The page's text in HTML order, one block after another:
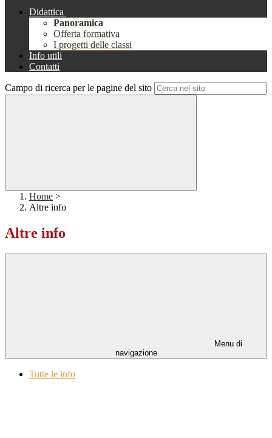
Didattica
Panoramica
Offerta formativa
I progetti delle classi
Info utili
Contatti
Campo di ricerca per le pagine del sito
Home >
Altre info
Altre info
Menu di
navigazione
Tutte le info